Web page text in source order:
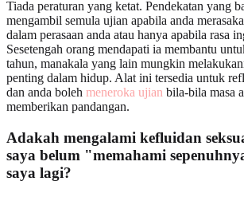
Tiada peraturan yang ketat. Pendekatan yang
mengambil semula ujian apabila anda
dalam perasaan anda atau hanya apabila rasa
Sesetengah orang mendapati ia membantu
tahun, manakala yang lain mungkin
penting dalam hidup. Alat ini tersedia untuk
dan anda boleh meneroka ujian bila-bila masa
memberikan pandangan.
Adakah mengalami kefluidan
saya belum "memahami
saya lagi?